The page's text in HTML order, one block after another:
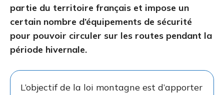
partie du territoire français et impose un
certain nombre d’équipements de sécurité
pour pouvoir circuler sur les routes pendant la
période hivernale.
L’objectif de la loi montagne est d’apporter